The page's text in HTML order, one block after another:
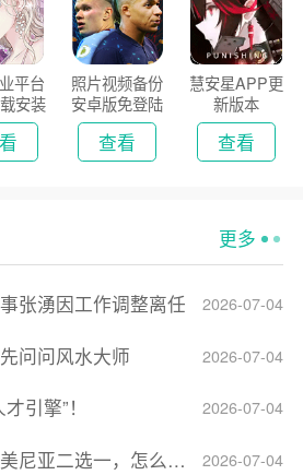
平台
安装
照片视频备份
安卓版免登陆
版
查看
慧安星APP更
新版本
查看
更多
2026-07-04
张湧因工作调整离任
2026-07-04
问问风水大师
2026-07-04
引擎”！
2026-07-04
亚二选一，怎么回事？